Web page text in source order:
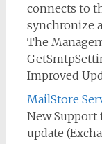
connects to
synchronize
The
Improved
MailStore
New Support
update